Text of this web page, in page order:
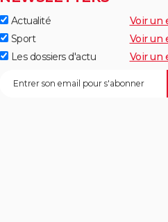
Actualité
Voir un
Sport
Voir un
Les dossiers d'actu
Voir un